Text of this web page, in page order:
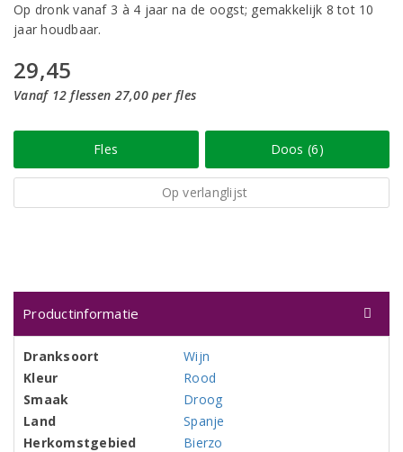
Op dronk vanaf 3 à 4 jaar na de oogst; gemakkelijk 8 tot 10
jaar houdbaar.
29,45
Vanaf 12 flessen 27,00 per fles
Fles Doos (6)
Op verlanglijst
Productinformatie
Dranksoort
Wijn
Kleur
Rood
Smaak
Droog
Land
Spanje
Herkomstgebied
Bierzo